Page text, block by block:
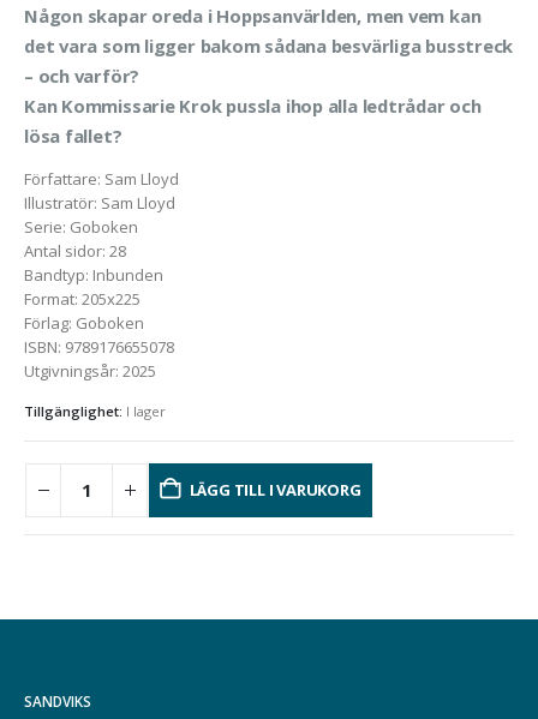
Någon skapar oreda i Hoppsanvärlden, men vem kan
det vara som ligger bakom sådana besvärliga busstreck
– och varför?
Kan Kommissarie Krok pussla ihop alla ledtrådar och
lösa fallet?
Författare: Sam Lloyd
Illustratör: Sam Lloyd
Serie: Goboken
Antal sidor: 28
Bandtyp: Inbunden
Format: 205x225
Förlag: Goboken
ISBN: 9789176655078
Utgivningsår: 2025
Tillgänglighet: I lager
LÄGG TILL I VARUKORG
SANDVIKS